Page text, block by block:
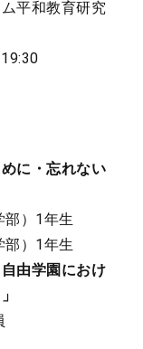
平和教育研究
に・忘れない
）1年生
）1年生
由学園におけ